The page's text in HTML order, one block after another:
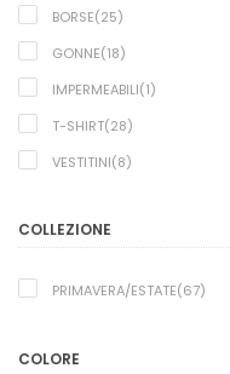
BORSE(25)
GONNE(18)
IMPERMEABILI(1)
T-SHIRT(28)
VESTITINI(8)
COLLEZIONE
PRIMAVERA/ESTATE(67)
COLORE